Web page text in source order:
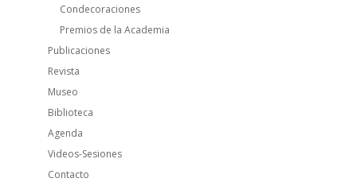
Condecoraciones
Premios de la Academia
Publicaciones
Revista
Museo
Biblioteca
Agenda
Videos-Sesiones
Contacto